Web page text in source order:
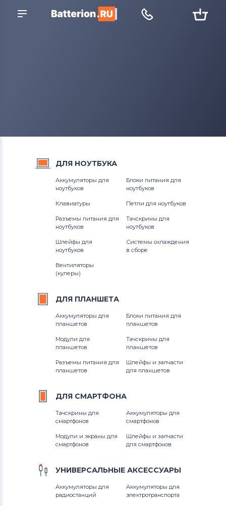
ДЛЯ НОУТБУКА
Аккумуляторы для
ноутбуков
Блоки питания для
ноутбуков
Клавиатуры Петли для ноутбуков
Разъемы питания для
ноутбуков
Тачскрины для
ноутбуков
Шлейфы для
ноутбуков
Системы охлаждения
в сборе
Вентиляторы
(кулеры)
ДЛЯ ПЛАНШЕТА
Аккумуляторы для
планшетов
Блоки питания для
планшетов
Модули для
планшетов
Тачскрины для
планшетов
Разъемы питания для
планшетов
Шлейфы и запчасти
для планшетов
ДЛЯ СМАРТФОНА
Тачскрины для
смартфонов
Аккумуляторы для
смартфонов
Модули и экраны для
смартфонов
Шлейфы и запчасти
для смартфонов
УНИВЕРСАЛЬНЫЕ АКСЕССУАРЫ
Аккумуляторы для
радиостанций
Аккумуляторы для
электротранспорта